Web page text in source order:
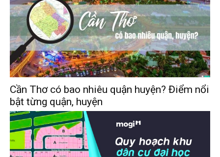
Cần Thơ có bao nhiêu quận huyện? Điểm nổi
bật từng quận, huyện